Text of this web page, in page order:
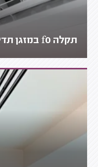
תקלה f0 במזגן תדיראן אלפא